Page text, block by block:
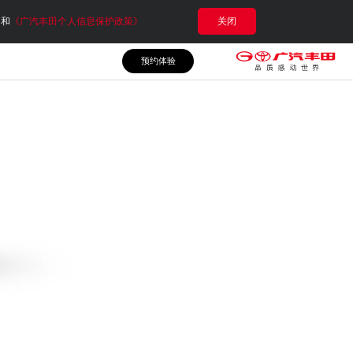
《广汽丰田个人信息保护政策》 关闭
预约体验